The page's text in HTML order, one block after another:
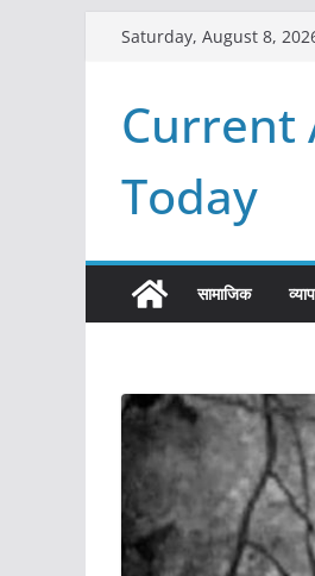
Saturday, August 8,
Current
Today
सामाजिक